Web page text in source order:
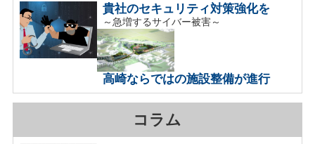
貴社のセキュリティ対策強化を
～急増するサイバー被害～
高崎ならではの施設整備が進行
コラム